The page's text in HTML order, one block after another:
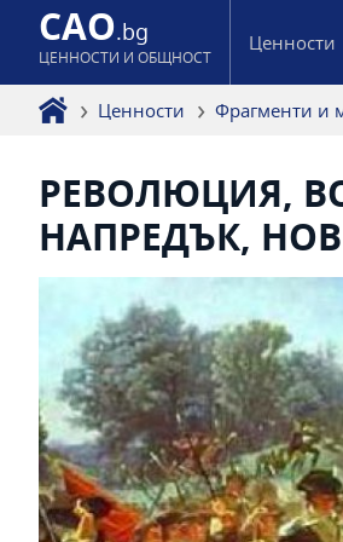
CAO.bg
ЦЕННОСТИ И ОБЩНОСТ
Ценности
Ценности Фрагменти и
РЕВОЛЮЦИЯ,
НАПРЕДЪК,